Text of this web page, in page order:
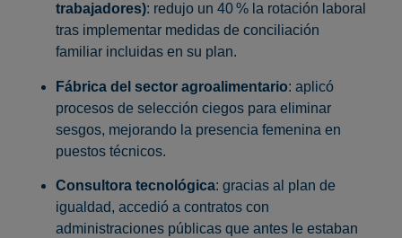
trabajadores): redujo un 40 % la rotación laboral
tras implementar medidas de conciliación
familiar incluidas en su plan.
Fábrica del sector agroalimentario: aplicó
procesos de selección ciegos para eliminar
sesgos, mejorando la presencia femenina en
puestos técnicos.
Consultora tecnológica: gracias al plan de
igualdad, accedió a contratos con
administraciones públicas que antes le estaban